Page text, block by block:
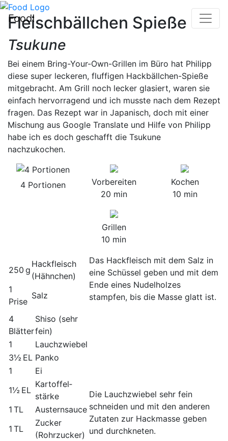
Food!
Fleischbällchen Spieße
Tsukune
Bei einem Bring-Your-Own-Grillen im Büro hat Philipp
diese super leckeren, fluffigen Hackbällchen-Spieße
mitgebracht. Am Grill noch lecker glasiert, waren sie
einfach hervorragend und ich musste nach dem Rezept
fragen. Das Rezept war in Japanisch, doch mit einer
Mischung aus Google Translate und Hilfe von Philipp
habe ich es doch geschafft die Tsukune
nachzukochen.
4 Portionen
Vorbereiten
20 min
Kochen
10 min
Grillen
10 min
250 g
Hack­fleisch
(Hähnchen)
1
Prise
Salz
Das Hack­fleisch mit dem Salz in
eine Schüssel geben und mit dem
Ende eines Nudelholzes
stampfen, bis die Masse glatt ist.
4
Blätter
Shiso (sehr
fein)
1
Lauchzwiebel
3½ EL Panko
1
Ei
1½ EL
Kartoffel­
stärke
1 TL
Austern­sauce
1 TL
Zucker
(Rohrzucker)
Die Lauchzwiebel sehr fein
schneiden und mit den anderen
Zutaten zur Hackmasse geben
und durchkneten.